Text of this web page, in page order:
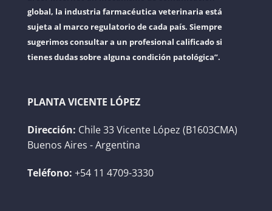
global, la industria farmacéutica veterinaria está
sujeta al marco regulatorio de cada país. Siempre
sugerimos consultar a un profesional calificado si
tienes dudas sobre alguna condición patológica”.
PLANTA VICENTE LÓPEZ
Dirección: Chile 33 Vicente López (B1603CMA)
Buenos Aires - Argentina
Teléfono: +54 11 4709-3330